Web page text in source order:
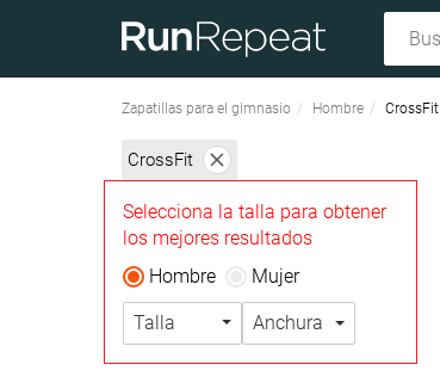
Zapatillas para el gimnasio Hombre CrossFit
CrossFit
Selecciona la talla para obtener
los mejores resultados
Hombre
Mujer
Talla Anchura